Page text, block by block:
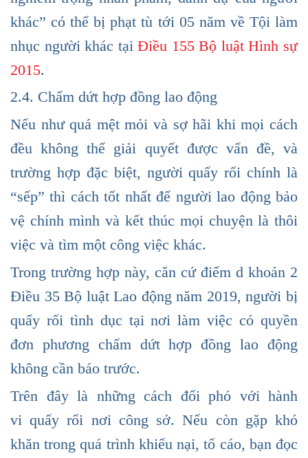
khác” có thể bị phạt tù tới 05 năm về Tội làm
nhục người khác tạiĐiều 155 Bộ luật Hình sự
2015.
2.4. Chấm dứt hợp đồng lao động
Nếu như quá mệt mỏi và sợ hãi khi mọi cách
đều không thể giải quyết được vấn đề, và
trường hợp đặc biệt, người quấy rối chính là
“sếp” thì cách tốt nhất để người lao động bảo
vệ chính mình và kết thúc mọi chuyện là thôi
việc và tìm một công việc khác.
Trong trường hợp này, căn cứ điểm d khoản 2
Điều 35 Bộ luật Lao động năm 2019, người bị
quấy rối tình dục tại nơi làm việc có quyền
đơn phương chấm dứt hợp đồng lao động
không cần báo trước.
Trên đây là những cách đối phó với hành
vi quấy rối nơi công sở. Nếu còn gặp khó
khăn trong quá trình khiếu nại, tố cáo, bạn đọc